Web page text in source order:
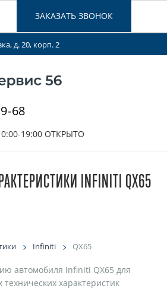
д. 20, корп. 2
68
19:00 ОТКРЫТО
ЗАКАЗАТЬ ЗВОНОК
INFINITI QX65
Infiniti QX65
автомобиля Infiniti QX65 для
характеристик